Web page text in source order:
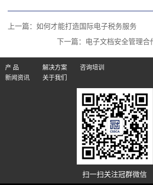
上一篇： 如何才能打造国际电子税务‍服务
下一篇： 电子文档安全管理合
产 品 解决方案
咨询培训
新闻资讯
关于我们
扫一扫关注冠群微信